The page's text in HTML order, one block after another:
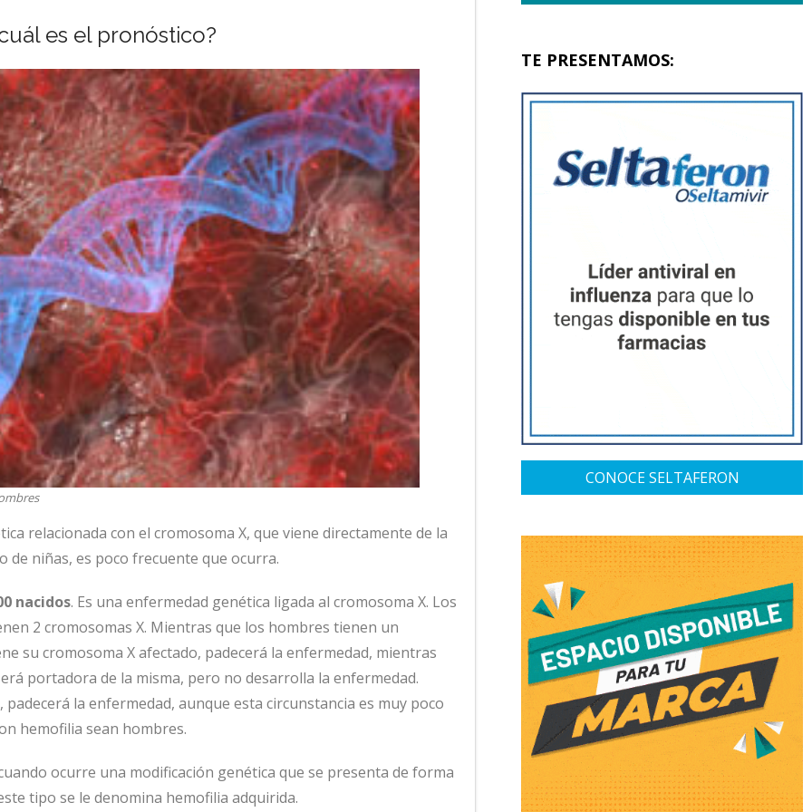
es el pronóstico?
relacionada con el cromosoma X, que viene directamente de la
de niñas, es poco frecuente que ocurra.
nacidos. Es una enfermedad genética ligada al cromosoma X. Los
2 cromosomas X. Mientras que los hombres tienen un
su cromosoma X afectado, padecerá la enfermedad, mientras
portadora de la misma, pero no desarrolla la enfermedad.
la enfermedad, aunque esta circunstancia es muy poco
hemofilia sean hombres.
ocurre una modificación genética que se presenta de forma
tipo se le denomina hemofilia adquirida.
TE PRESENTAMOS:
CONOCE SELTAFERON